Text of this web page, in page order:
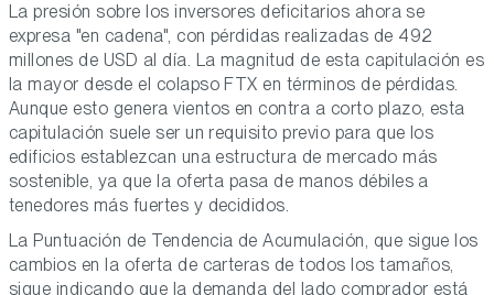
La presión sobre los inversores deficitarios ahora se
expresa "en cadena", con pérdidas realizadas de 492
millones de USD al día. La magnitud de esta capitulación es
la mayor desde el colapso FTX en términos de pérdidas.
Aunque esto genera vientos en contra a corto plazo, esta
capitulación suele ser un requisito previo para que los
edificios establezcan una estructura de mercado más
sostenible, ya que la oferta pasa de manos débiles a
tenedores más fuertes y decididos.
La Puntuación de Tendencia de Acumulación, que sigue los
cambios en la oferta de carteras de todos los tamaños,
sigue indicando que la demanda del lado comprador está